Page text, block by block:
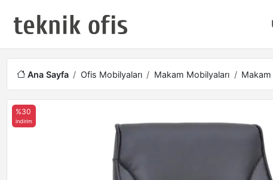
Ana Sayfa Ofis Mobilyaları Makam Mobilyaları Makam
%30
indirim